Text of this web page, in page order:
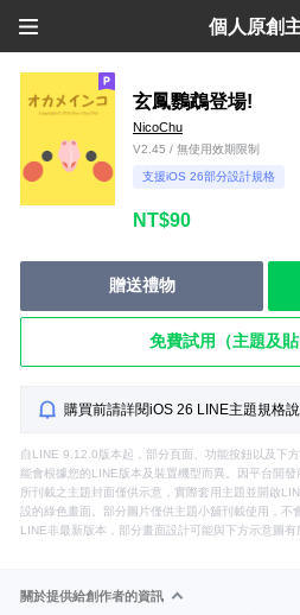
個人原創
玄鳳鸚鵡登場!
NicoChu
V2.45 / 無使用效期限制
支援iOS 26部分設計規格
NT$90
贈送禮物
免費試用（主題及貼
購買前請詳閱iOS 26 LINE主題規格
自LINE 9.12.0版本起，部分頁面、功能按鈕以及下
能會根據您的LINE版本及裝置機型而異。因平台開
所刊載之主題封面僅供示意，實際套用主題並開啟
設的綠色畫面。部分圖片僅供主題小舖刊載使用，不
LINE非最新版本，部分畫面設計可能與下方示意圖有
關於提供給創作者的資訊